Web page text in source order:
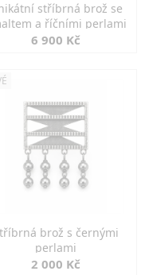
stříbrná brož se
a říčními perlami
6 900 Kč
brož s černými
perlami
2 000 Kč